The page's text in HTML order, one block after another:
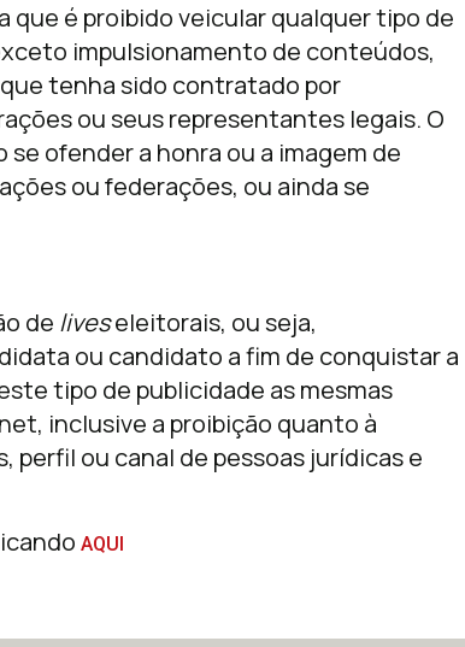
que é proibido veicular qualquer tipo de
impulsionamento de conteúdos,
tenha sido contratado por
ou seus representantes legais. O
ofender a honra ou a imagem de
ou federações, ou ainda se
de liveseleitorais, ou seja,
ou candidato a fim de conquistar a
tipo de publicidade as mesmas
inclusive a proibição quanto à
perfil ou canal de pessoas jurídicas e
AQUI